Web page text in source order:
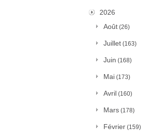
2026
Août (26)
Juillet (163)
Juin (168)
Mai (173)
Avril (160)
Mars (178)
Février (159)